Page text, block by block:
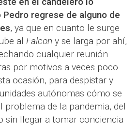
Pedro regrese de alguno de
, ya que en cuanto le surge
al Falcon y se larga por ahí,
cualquier reunión
por motivos a veces poco
ocasión, para despistar y
autónomas cómo se
problema de la pandemia, del
sin llegar a tomar conciencia